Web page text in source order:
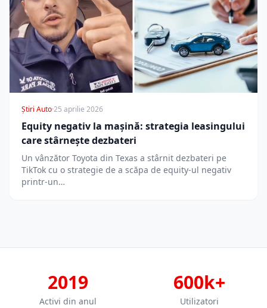
Știri Auto·25 aprilie 2026
Equity negativ la mașină: strategia leasingului
care stârnește dezbateri
Un vânzător Toyota din Texas a stârnit dezbateri pe
TikTok cu o strategie de a scăpa de equity-ul negativ
printr-un…
2019
Activi din anul
600k+
Utilizatori